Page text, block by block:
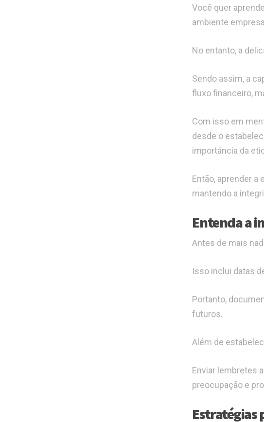
Você quer
ambiente
No entanto, a
Sendo assim, a
fluxo financeiro,
Com isso em
desde o
importância da
Então, aprender
mantendo a
Entenda a
Antes de mais
Isso inclui datas
Portanto,
futuros.
Além de
Enviar lembretes
preocupação e
Estratégias